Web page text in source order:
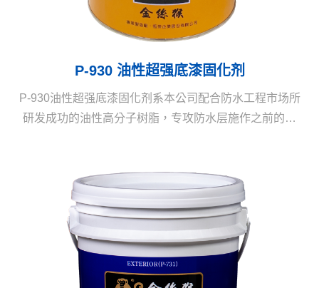
P-930 油性超强底漆固化剂
P-930油性超强底漆固化剂系本公司配合防水工程市场所
研发成功的油性高分子树脂，专攻防水层施作之前的强